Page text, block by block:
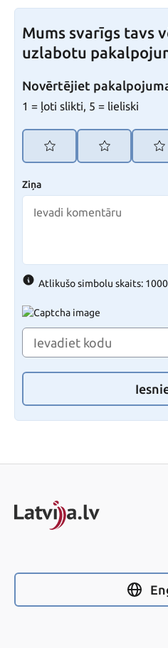
Mums svarīgs tavs
uzlabotu
Novērtējiet
1 = ļoti slikti, 5 = lieliski
Ziņa
Atlikušo simbolu skaits: 1000